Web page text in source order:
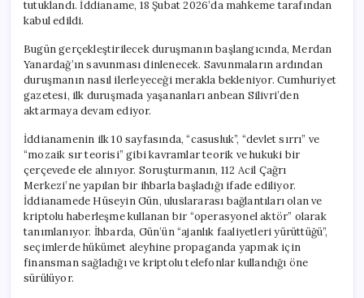
tutuklandı. İddianame, 18 Şubat 2026’da mahkeme tarafından
kabul edildi.
Bugün gerçekleştirilecek duruşmanın başlangıcında, Merdan
Yanardağ’ın savunması dinlenecek. Savunmaların ardından
duruşmanın nasıl ilerleyeceği merakla bekleniyor. Cumhuriyet
gazetesi, ilk duruşmada yaşananları anbean Silivri’den
aktarmaya devam ediyor.
İddianamenin ilk 10 sayfasında, “casusluk”, “devlet sırrı” ve
“mozaik sır teorisi” gibi kavramlar teorik ve hukuki bir
çerçevede ele alınıyor. Soruşturmanın, 112 Acil Çağrı
Merkezi’ne yapılan bir ihbarla başladığı ifade ediliyor.
İddianamede Hüseyin Gün, uluslararası bağlantıları olan ve
kriptolu haberleşme kullanan bir “operasyonel aktör” olarak
tanımlanıyor. İhbarda, Gün’ün “ajanlık faaliyetleri yürüttüğü”,
seçimlerde hükümet aleyhine propaganda yapmak için
finansman sağladığı ve kriptolu telefonlar kullandığı öne
sürülüyor.